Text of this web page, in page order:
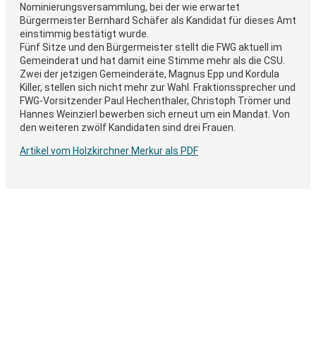
Nominierungsversammlung, bei der wie erwartet
Bürgermeister Bernhard Schäfer als Kandidat für dieses Amt
einstimmig bestätigt wurde.
Fünf Sitze und den Bürgermeister stellt die FWG aktuell im
Gemeinderat und hat damit eine Stimme mehr als die CSU.
Zwei der jetzigen Gemeinderäte, Magnus Epp und Kordula
Killer, stellen sich nicht mehr zur Wahl. Fraktionssprecher und
FWG-Vorsitzender Paul Hechenthaler, Christoph Trömer und
Hannes Weinzierl bewerben sich erneut um ein Mandat. Von
den weiteren zwölf Kandidaten sind drei Frauen.
Artikel vom Holzkirchner Merkur als PDF